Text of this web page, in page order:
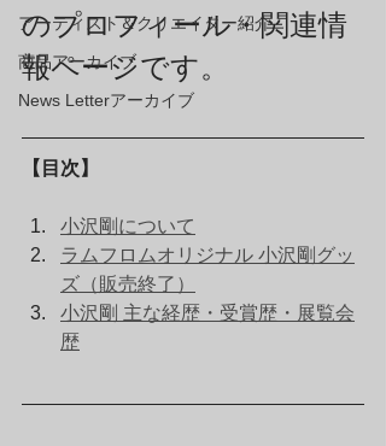
アーティスト＆クリエイター紹介
商品アーカイブ
News Letterアーカイブ
のプロフィール・関連情
報ページです。
【目次】
小沢剛について
ラムフロムオリジナル 小沢剛グッ
ズ（販売終了）
小沢剛 主な経歴・受賞歴・展覧会
歴